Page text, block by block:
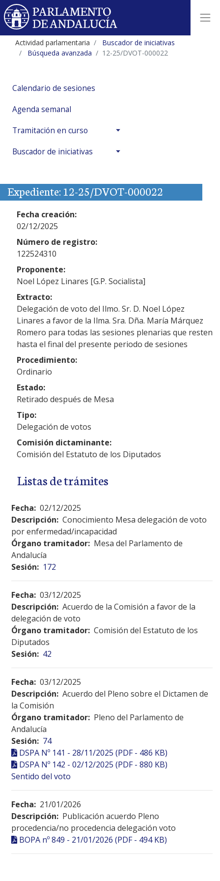
Actividad parlamentaria
Buscador de iniciativas
Búsqueda avanzada
12-25/DVOT-000022
Calendario de sesiones
Agenda semanal
Tramitación en curso
Buscador de iniciativas
Expediente: 12-25/DVOT-000022
Fecha creación:
02/12/2025
Número de registro:
122524310
Proponente:
Noel López Linares [G.P. Socialista]
Extracto:
Delegación de voto del Ilmo. Sr. D. Noel López
Linares a favor de la Ilma. Sra. Dña. María Márquez
Romero para todas las sesiones plenarias que resten
hasta el final del presente periodo de sesiones
Procedimiento:
Ordinario
Estado:
Retirado después de Mesa
Tipo:
Delegación de votos
Comisión dictaminante:
Comisión del Estatuto de los Diputados
Listas de trámites
Fecha: 02/12/2025
Descripción: Conocimiento Mesa delegación de voto
por enfermedad/incapacidad
Órgano tramitador: Mesa del Parlamento de
Andalucía
Sesión: 172
Fecha: 03/12/2025
Descripción: Acuerdo de la Comisión a favor de la
delegación de voto
Órgano tramitador: Comisión del Estatuto de los
Diputados
Sesión: 42
Fecha: 03/12/2025
Descripción: Acuerdo del Pleno sobre el Dictamen de
la Comisión
Órgano tramitador: Pleno del Parlamento de
Andalucía
Sesión: 74
DSPA Nº 141 - 28/11/2025 (PDF - 486 KB)
DSPA Nº 142 - 02/12/2025 (PDF - 880 KB)
Sentido del voto
Fecha: 21/01/2026
Descripción: Publicación acuerdo Pleno
procedencia/no procedencia delegación voto
BOPA nº 849 - 21/01/2026 (PDF - 494 KB)